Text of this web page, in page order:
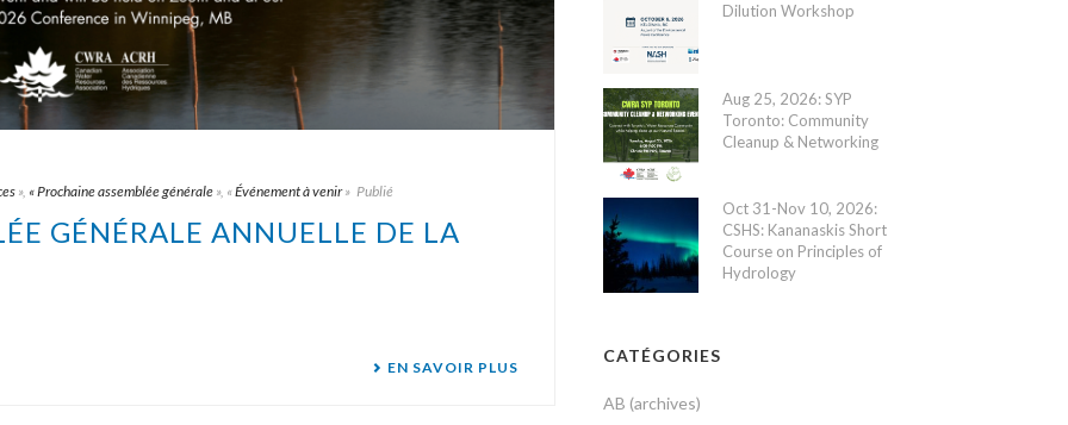
», « Prochaine assemblée générale », «Événement à venir» Publié
GÉNÉRALE ANNUELLE DE LA
EN SAVOIR PLUS
Dilution Workshop
Aug 25, 2026: SYP
Toronto: Community
Cleanup & Networking
Oct 31-Nov 10, 2026:
CSHS: Kananaskis Short
Course on Principles of
Hydrology
CATÉGORIES
AB (archives)